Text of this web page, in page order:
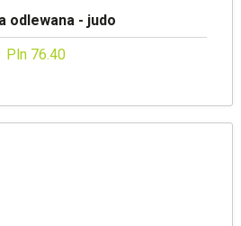
odlewana - judo
Pln 76.40